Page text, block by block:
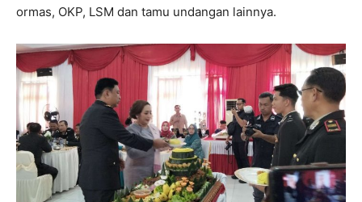
ormas, OKP, LSM dan tamu undangan lainnya.